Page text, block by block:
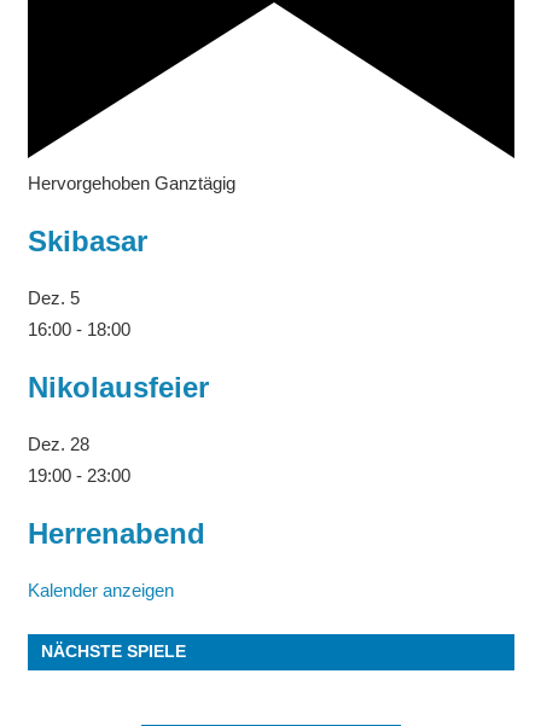
Hervorgehoben Ganztägig
Skibasar
Dez. 5
16:00- 18:00
Nikolausfeier
Dez. 28
19:00- 23:00
Herrenabend
Kalender anzeigen
NÄCHSTE SPIELE